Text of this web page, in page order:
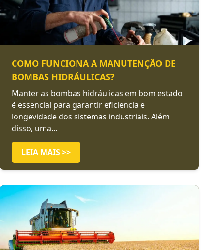
COMO FUNCIONA A MANUTENÇÃO DE
BOMBAS HIDRÁULICAS?
Manter as bombas hidráulicas em bom estado
é essencial para garantir eficiencia e
longevidade dos sistemas industriais. Além
disso, uma...
LEIA MAIS >>